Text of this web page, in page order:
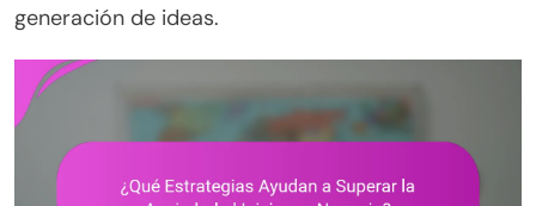
generación de ideas.